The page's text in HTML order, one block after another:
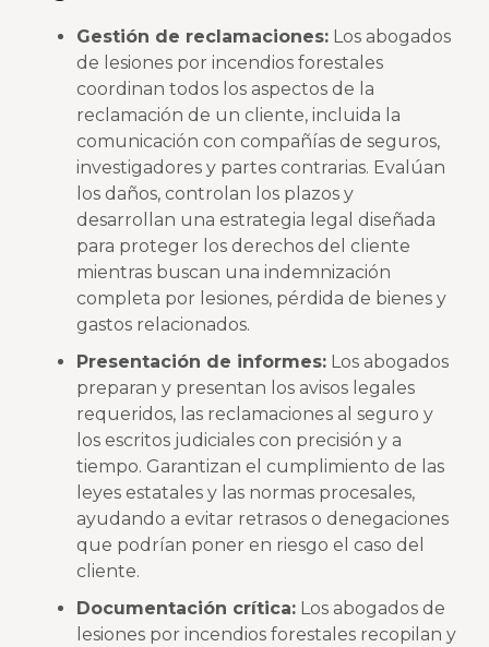
Gestión de reclamaciones: Los abogados
de lesiones por incendios forestales
coordinan todos los aspectos de la
reclamación de un cliente, incluida la
comunicación con compañías de seguros,
investigadores y partes contrarias. Evalúan
los daños, controlan los plazos y
desarrollan una estrategia legal diseñada
para proteger los derechos del cliente
mientras buscan una indemnización
completa por lesiones, pérdida de bienes y
gastos relacionados.
Presentación de informes: Los abogados
preparan y presentan los avisos legales
requeridos, las reclamaciones al seguro y
los escritos judiciales con precisión y a
tiempo. Garantizan el cumplimiento de las
leyes estatales y las normas procesales,
ayudando a evitar retrasos o denegaciones
que podrían poner en riesgo el caso del
cliente.
Documentación crítica: Los abogados de
lesiones por incendios forestales recopilan y